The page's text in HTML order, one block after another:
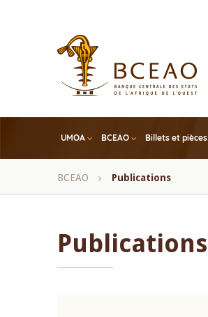
UMOA BCEAO Billets et pièces
Fil
BCEAO Publications
Publications